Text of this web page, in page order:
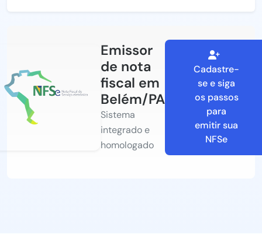
Emissor
de nota
fiscal em
Belém/PA
Sistema
integrado e
homologado
Cadastre-
se e siga
os passos
para
emitir sua
NFSe